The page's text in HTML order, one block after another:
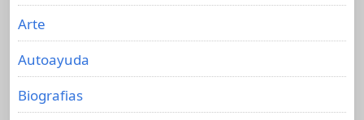
Arte
Autoayuda
Biografias